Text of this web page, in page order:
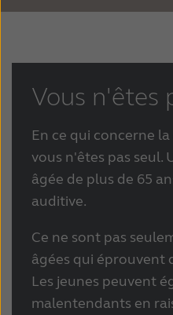
Vous n'êtes
En ce qui concerne
vous n'êtes pas seul.
âgée de plus de 65
auditive.
Ce ne sont pas
âgées qui éprouvent
Les jeunes peuvent
malentendants en